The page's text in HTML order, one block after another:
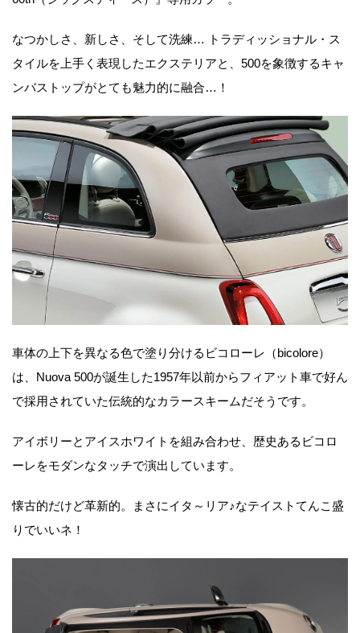
なつかしさ、新しさ、そして洗練… トラディッショナル・ス
タイルを上手く表現したエクステリアと、500を象徴するキャ
ンバストップがとても魅力的に融合…！
車体の上下を異なる色で塗り分けるビコローレ（bicolore）
は、Nuova 500が誕生した1957年以前からフィアット車で好ん
で採用されていた伝統的なカラースキームだそうです。
アイボリーとアイスホワイトを組み合わせ、歴史あるビコロ
ーレをモダンなタッチで演出しています。
懐古的だけど革新的。まさにイタ～リア♪なテイストてんこ盛
りでいいネ！